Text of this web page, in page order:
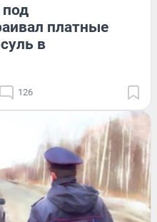
под
платные
в
126